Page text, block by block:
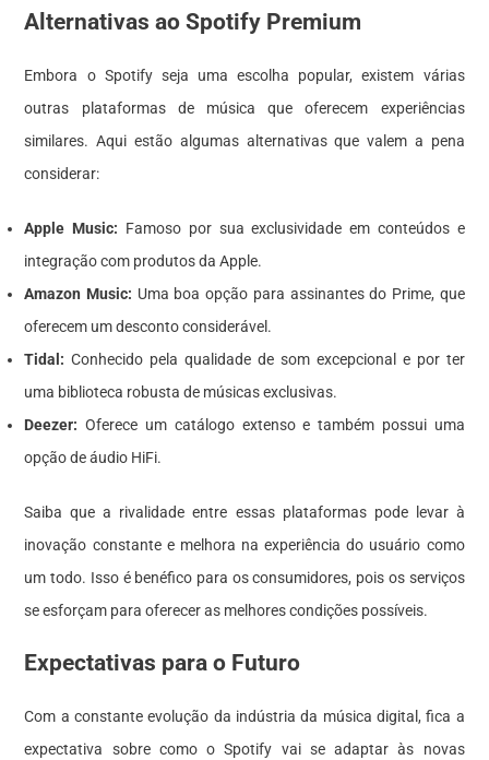
Alternativas ao Spotify Premium
Embora o Spotify seja uma escolha popular, existem várias
outras plataformas de música que oferecem experiências
similares. Aqui estão algumas alternativas que valem a pena
considerar:
Apple Music: Famoso por sua exclusividade em conteúdos e
integração com produtos da Apple.
Amazon Music: Uma boa opção para assinantes do Prime, que
oferecem um desconto considerável.
Tidal: Conhecido pela qualidade de som excepcional e por ter
uma biblioteca robusta de músicas exclusivas.
Deezer: Oferece um catálogo extenso e também possui uma
opção de áudio HiFi.
Saiba que a rivalidade entre essas plataformas pode levar à
inovação constante e melhora na experiência do usuário como
um todo. Isso é benéfico para os consumidores, pois os serviços
se esforçam para oferecer as melhores condições possíveis.
Expectativas para o Futuro
Com a constante evolução da indústria da música digital, fica a
expectativa sobre como o Spotify vai se adaptar às novas